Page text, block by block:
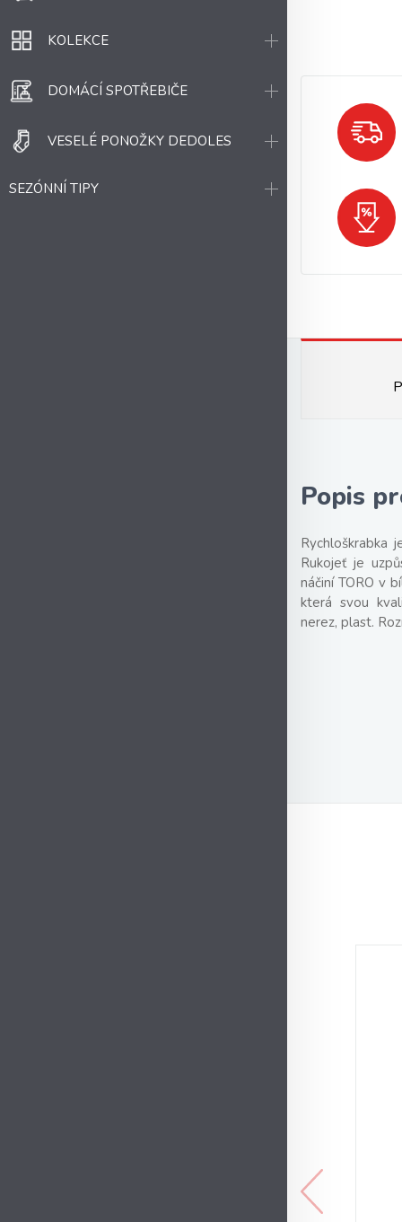
KOLEKCE
DOMÁCÍ SPOTŘEBIČE
VESELÉ PONOŽKY DEDOLES
SEZÓNNÍ TIPY
Popis
Rychloškrabka
Rukojeť je
náčiní TORO v
která svou
nerez, plast.